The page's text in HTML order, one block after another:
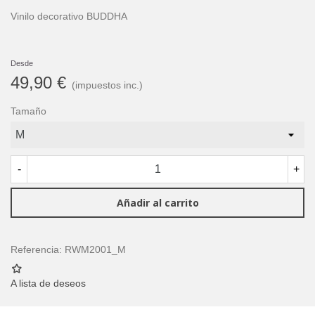
Vinilo decorativo BUDDHA
Desde
49,90 € (impuestos inc.)
Tamaño
- +
Añadir al carrito
Referencia: RWM2001_M
A lista de deseos